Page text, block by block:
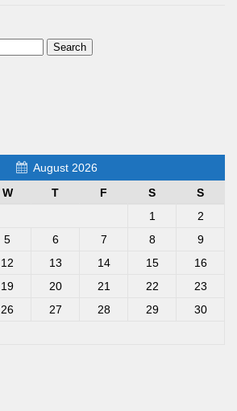
August 2026
W T F S
S
1
2
5 6 7 8
9
12 13 14 15
16
19 20 21 22
23
26 27 28 29
30